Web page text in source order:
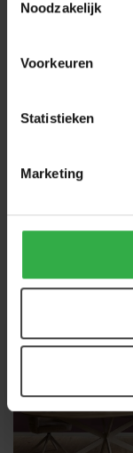
Noodzakelijk
Voorkeuren
Statistieken
Marketing
bruin
Op
Recent